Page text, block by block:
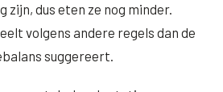
zijn, dus eten ze nog minder.
volgens andere regels dan de
suggereert.